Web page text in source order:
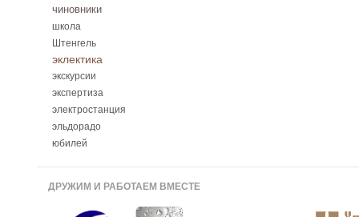
чиновники
школа
Штенгель
эклектика
экскурсии
экспертиза
электростанция
эльдорадо
юбилей
ДРУЖИМ И РАБОТАЕМ ВМЕСТЕ